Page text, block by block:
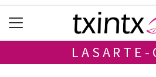
LASARTE-